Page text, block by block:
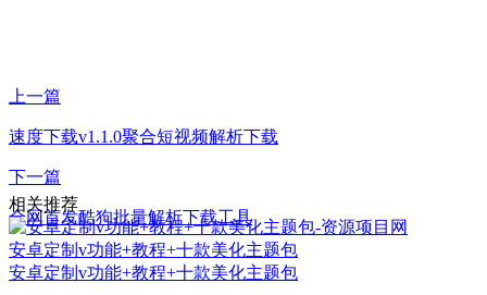
上一篇
速度下载v1.1.0聚合短视频解析下载
下一篇
全网首发酷狗批量解析下载工具
相关推荐
安卓定制v功能+教程+十款美化主题包
安卓定制v功能+教程+十款美化主题包